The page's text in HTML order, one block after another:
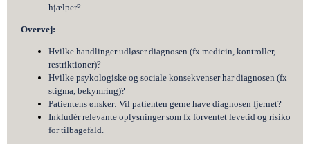
hjælper?
Overvej:
Hvilke handlinger udløser diagnosen (fx medicin, kontroller,
restriktioner)?
Hvilke psykologiske og sociale konsekvenser har diagnosen (fx
stigma, bekymring)?
Patientens ønsker: Vil patienten gerne have diagnosen fjernet?
Inkludér relevante oplysninger som fx forventet levetid og risiko
for tilbagefald.